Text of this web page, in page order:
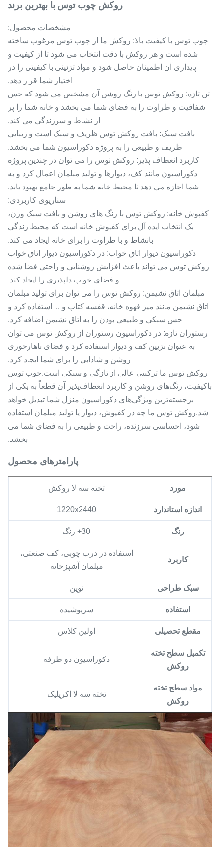
روکش چوب توس با بهترین برند
مشخصات محصول:
چوب توس با کیفیت بالا: روکش ما از چوب توس مرغوب ساخته
شده است و هر روکش با دقت انتخاب می شود تا از کیفیت و
پایداری آن اطمینان حاصل شود و مواد تزئینی با کیفیتی را در
اختیار شما قرار دهد.
تن تازه: روکش توس با رنگ روشن آن مشخص می شود که حس
شفافیت و طراوت را به فضای شما می بخشد و خانه شما را پر
از نشاط و سرزندگی می کند.
بافت سبک: بافت روکش توس ظریف و سبک است و زیبایی
ظریف و طبیعی را به پروژه دکوراسیون شما می بخشد.
کاربرد انعطاف پذیر: روکش توس را می توان در چندین پروژه
دکوراسیون مانند کف، دیوارها و تولید مبلمان اعمال کرد و به
شما اجازه می دهد تا محیط خانه شما به طور جامع بهبود یابد.
سناریوی کاربردی:
کفپوش خانه: روکش توس با رنگ های روشن و بافت سبک وزن،
یک انتخاب ایده آل برای کفپوش خانه است که محیط زندگی
بانشاط و با طراوت را برای خانه ایجاد می کند.
دکوراسیون دیوار اتاق خواب: در دکوراسیون دیوار اتاق خواب
روکش توس می تواند باعث افزایش روشنایی و راحتی فضا شده
و فضای خواب دلپذیری را ایجاد کند.
مبلمان اتاق نشیمن: روکش توس را می توان برای تولید مبلمان
اتاق نشیمن مانند میز قهوه خانه، قفسه کتاب و ... استفاده کرد و
حس سبکی و طبیعی بودن را به اتاق نشیمن اضافه کرد.
رستوران تازه: در دکوراسیون رستوران از روکش توس می توان
به عنوان تزیین کف و دیوار استفاده کرد و فضای ناهارخوری
روشن و شادابی را برای شما ایجاد کرد.
روکش توس ما ترکیبی عالی از تازگی و سبکی است.چوب توس
باکیفیت، رنگ‌های روشن و کاربرد انعطاف‌پذیر آن قطعاً به یکی از
برجسته‌ترین ویژگی‌های دکوراسیون منزل شما تبدیل خواهد
شد.روکش توس ما چه در کفپوش، دیوار یا تولید مبلمان استفاده
شود، احساسی سرزنده، راحت و طبیعی را به فضای شما می
بخشد.
پارامترهای محصول
مورد تخته سه لا روکش
اندازه استاندارد 1220x2440
رنگ 30+ رنگ
کاربرد
استفاده در درب چوبی، کف صنعتی،
مبلمان آشپزخانه
سبک طراحی نوین
استفاده سرپوشیده
مقطع تحصیلی اولین کلاس
تکمیل سطح تخته
روکش
دکوراسیون دو طرفه
مواد سطح تخته
روکش
تخته سه لا اکریلیک